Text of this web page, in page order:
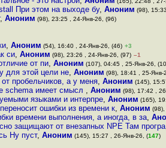
При этом на выходе бу, Аноним (98),
, Аноним (98), 23:25 , 24-Янв-26, (96)
, Аноним (54), 16:40 , 24-Янв-26, (46) +3
си, Аноним (98), 23:26 , 24-Янв-26, (97) –1
от пи, Аноним (107), 04:45 , 25-Янв-26,
для этой цели не, Аноним (98), 18:41 , 25-Янв-
пробельчиков, а у меня, Аноним (145),
schema имеет смысл , Аноним (98), 17:42 ,
языками и интерпре, Аноним (165),
ошибки из времени к, Аноним
времени выполнения, а иногда, в за,
защищают от внезапных NPE Там програ
Ну пуст, Аноним (145), 15:27 , 26-Янв-26, (147)